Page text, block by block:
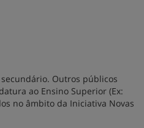
Outros públicos
ao Ensino Superior (Ex:
no âmbito da Iniciativa Novas